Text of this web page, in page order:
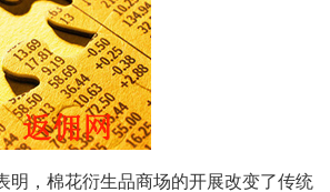
，棉花衍生品商场的开展改变了传统